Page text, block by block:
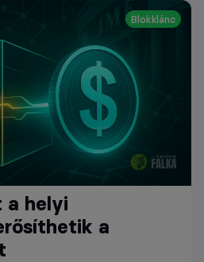
Blokklánc
a helyi
a